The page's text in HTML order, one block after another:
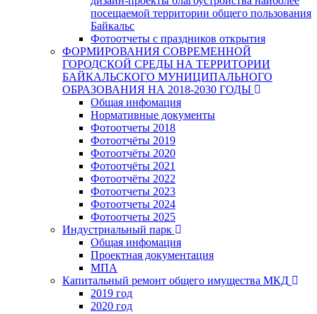
посещаемой территории общего пользования
Байкальс
Фотоотчеты с праздников открытия
ФОРМИРОВАНИЯ СОВРЕМЕННОЙ
ГОРОДСКОЙ СРЕДЫ НА ТЕРРИТОРИИ
БАЙКАЛЬСКОГО МУНИЦИПАЛЬНОГО
ОБРАЗОВАНИЯ НА 2018-2030 ГОДЫ
Общая инфомация
Нормативные документы
Фотоотчеты 2018
Фотоотчёты 2019
Фотоотчёты 2020
Фотоотчёты 2021
Фотоотчёты 2022
Фотоотчеты 2023
Фотоотчеты 2024
Фотоотчеты 2025
Индустриальный парк
Общая инфомация
Проектная документация
МПА
Капитальный ремонт общего имущества МКД
2019 год
2020 год